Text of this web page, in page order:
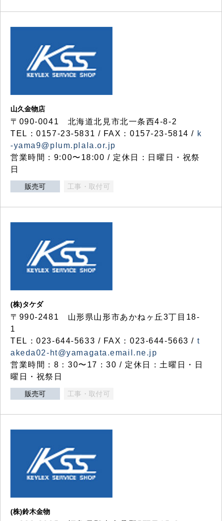
山久金物店
〒090-0041 北海道北見市北一条西4-8-2
TEL：0157-23-5831 / FAX：0157-23-5814 / k
-yama9@plum.plala.or.jp
営業時間：9:00〜18:00 / 定休日：日曜日・祝祭
日
販売可 工事・取付可
(株)タケダ
〒990-2481 山形県山形市あかねヶ丘3丁目18-
1
TEL：023-644-5633 / FAX：023-644-5663 / t
akeda02-ht@yamagata.email.ne.jp
営業時間：8：30〜17：30 / 定休日：土曜日・日
曜日・祝祭日
販売可 工事・取付可
(株)鈴木金物